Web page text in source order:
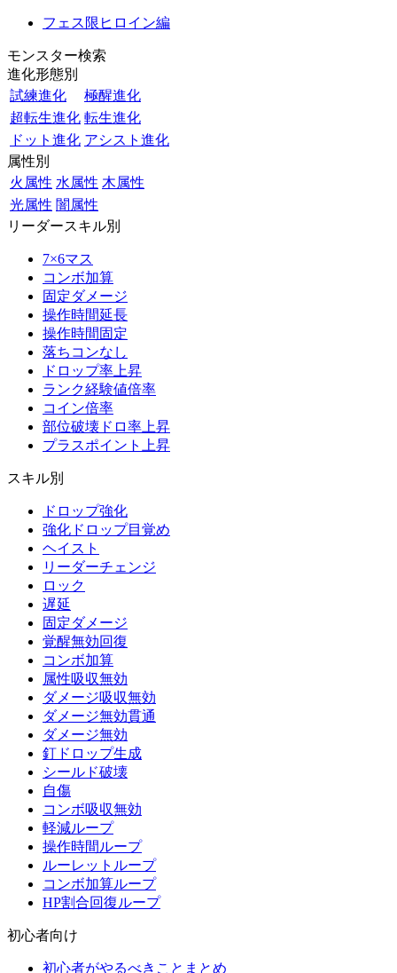
フェス限ヒロイン編
モンスター検索
進化形態別
試練進化
極醒進化
超転生進化 転生進化
ドット進化 アシスト進化
属性別
火属性 水属性 木属性
光属性 闇属性
リーダースキル別
7×6マス
コンボ加算
固定ダメージ
操作時間延長
操作時間固定
落ちコンなし
ドロップ率上昇
ランク経験値倍率
コイン倍率
部位破壊ドロ率上昇
プラスポイント上昇
スキル別
ドロップ強化
強化ドロップ目覚め
ヘイスト
リーダーチェンジ
ロック
遅延
固定ダメージ
覚醒無効回復
コンボ加算
属性吸収無効
ダメージ吸収無効
ダメージ無効貫通
ダメージ無効
釘ドロップ生成
シールド破壊
自傷
コンボ吸収無効
軽減ループ
操作時間ループ
ルーレットループ
コンボ加算ループ
HP割合回復ループ
初心者向け
初心者がやるべきことまとめ